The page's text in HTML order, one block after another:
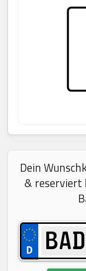
Dein
& reserviert